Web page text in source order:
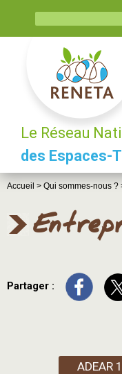
Le Réseau
des Espaces-
Accueil > Qui sommes-nous ?
Partager :
ADEAR